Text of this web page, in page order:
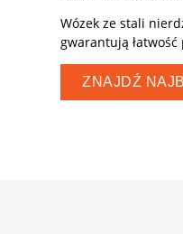
Wózek ze stali
gwarantują
ZNAJDŹ